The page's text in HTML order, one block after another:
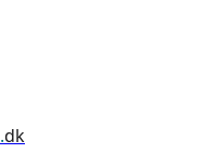
.dk